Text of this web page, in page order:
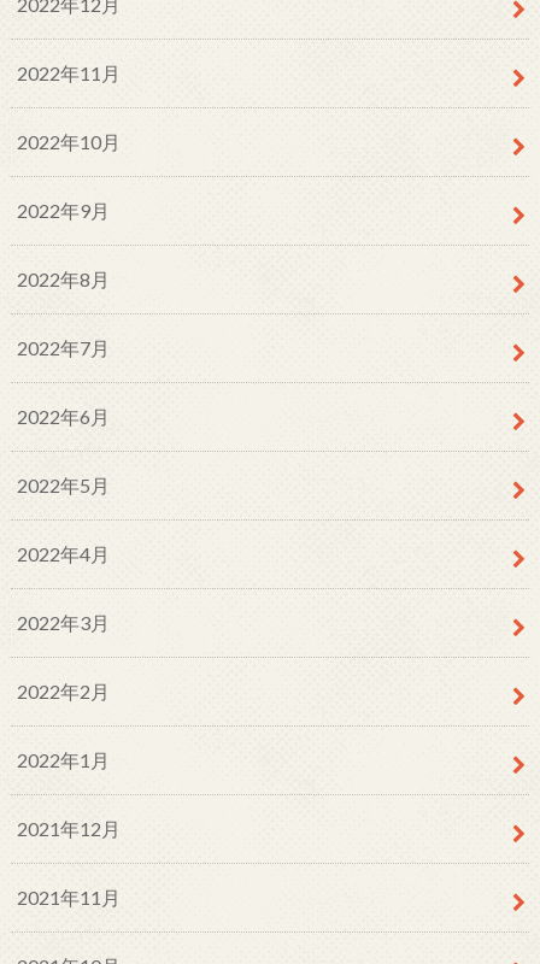
2022年11月
2022年10月
2022年9月
2022年8月
2022年7月
2022年6月
2022年5月
2022年4月
2022年3月
2022年2月
2022年1月
2021年12月
2021年11月